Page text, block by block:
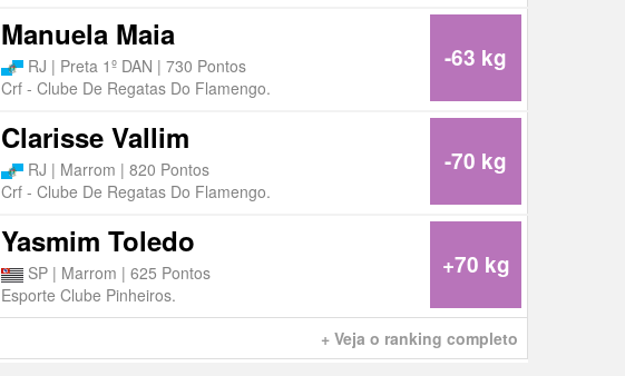
Manuela Maia
RJ | Preta 1º DAN | 730 Pontos
Crf - Clube De Regatas Do Flamengo.
-63 kg
Clarisse Vallim
RJ | Marrom | 820 Pontos
Crf - Clube De Regatas Do Flamengo.
-70 kg
Yasmim Toledo
SP | Marrom | 625 Pontos
Esporte Clube Pinheiros.
+70 kg
+ Veja o ranking completo